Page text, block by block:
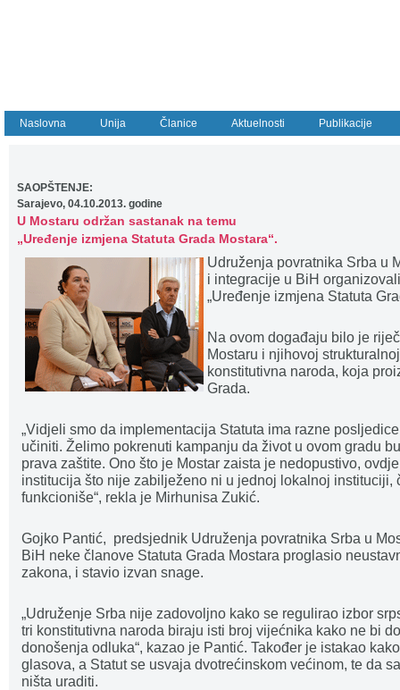
Naslovna Unija Članice Aktuelnosti Publikacije
SAOPŠTENJE:
Sarajevo, 04.10.2013. godine
U Mostaru održan sastanak na temu
„Uređenje izmjena Statuta Grada Mostara“.
Udruženja povratnika Srba u
i integracije u BiH
„Uređenje izmjena Statuta
Na ovom događaju bilo je
Mostaru i njihovoj
konstitutivna naroda, koja
Grada.
„Vidjeli smo da implementacija Statuta ima razne
učiniti. Želimo pokrenuti kampanju da život u ovom gradu
prava zaštite. Ono što je Mostar zaista je nedopustivo,
institucija što nije zabilježeno ni u jednoj lokalnoj instituciji,
funkcioniše“, rekla je Mirhunisa Zukić.
Gojko Pantić, predsjednik Udruženja povratnika Srba u
BiH neke članove Statuta Grada Mostara proglasio
zakona, i stavio izvan snage.
„Udruženje Srba nije zadovoljno kako se regulirao izbor
tri konstitutivna naroda biraju isti broj vijećnika kako ne bi
donošenja odluka“, kazao je Pantić. Također je istakao
glasova, a Statut se usvaja dvotrećinskom većinom, te da
ništa uraditi.